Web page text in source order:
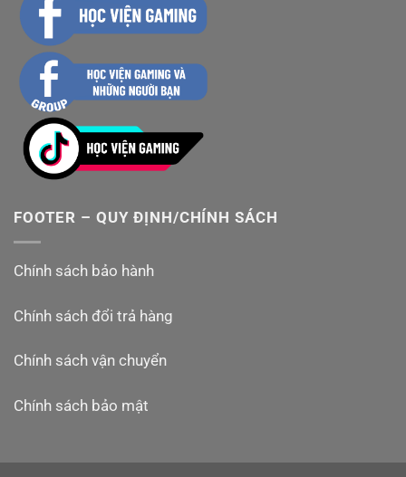
FOOTER – QUY ĐỊNH/CHÍNH SÁCH
Chính sách bảo hành
Chính sách đổi trả hàng
Chính sách vận chuyển
Chính sách bảo mật